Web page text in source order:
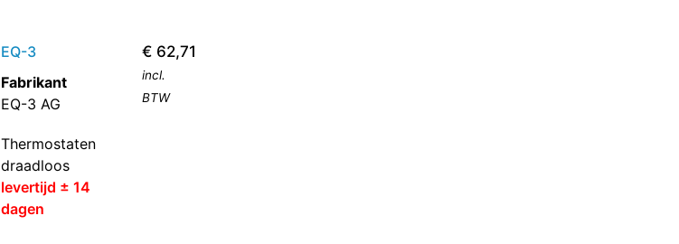
EQ-3
Fabrikant
EQ-3 AG
Thermostaten
draadloos
levertijd ± 14
dagen
€ 62,71
incl.
BTW